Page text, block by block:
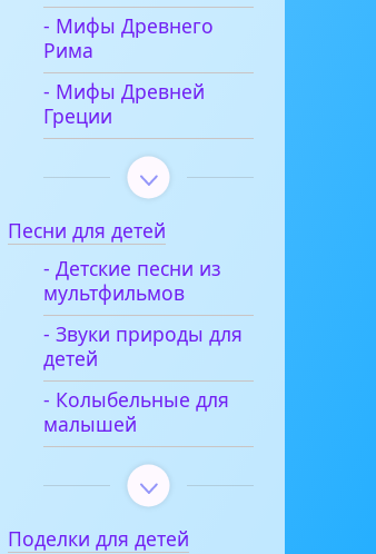
- Мифы Древнего
Рима
- Мифы Древней
Греции
Песни для детей
- Детские песни из
мультфильмов
- Звуки природы для
детей
- Колыбельные для
малышей
Поделки для детей